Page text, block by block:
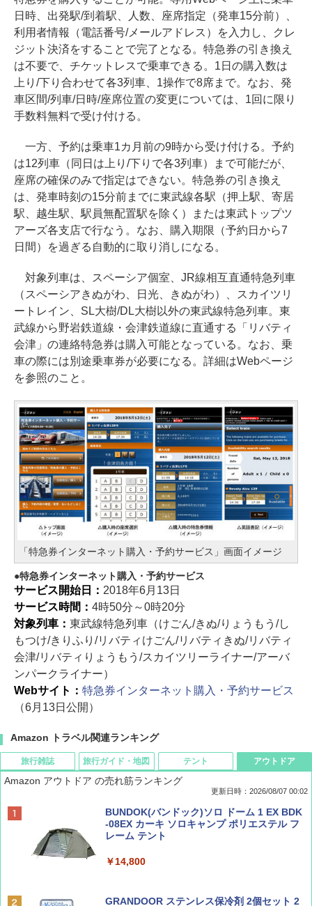
日時、出発駅/到着駅、人数、座席指定（発車15分前）、
利用者情報（電話番号/メールアドレス）を入力し、クレ
ジット決済をすることで完了となる。特急券の引き換え
は不要で、チケットレスで乗車できる。1日の購入数は
上り/下り合わせて各3列車、1操作で8席まで。なお、発
車区間/列車/日時/座席位置の変更については、1回に限り
手数料無料で受け付ける。
一方、予約は乗車1カ月前の9時から受け付ける。予約
は12列車（同日は上り/下りで各3列車）まで可能だが、
座席の確保のみで指定はできない。特急券の引き換え
は、発車時刻の15分前までに東武線各駅（押上駅、寄居
駅、越生駅、駅員無配置駅を除く）または東武トップツ
アーズ各支店で行なう。なお、購入期限（予約日から7
日間）を過ぎる自動的に取り消しになる。
対象列車は、スペーシア個室、JR線相互直通特急列車
（スペーシアきぬがわ、日光、きぬがわ）、スカイツリ
ートレイン、SL大樹/DL大樹以外の東武線特急列車。東
武線から野岩鉄道線・会津鉄道線に直通する「リバティ
会津」の連絡特急券は購入可能となっている。なお、乗
車の際には別途乗車券が必要になる。詳細はWebページ
を参照のこと。
「特急券インターネット購入・予約サービス」画面イメージ
特急券インターネット購入・予約サービス
サービス開始日： 2018年6月13日
サービス時間： 4時50分～0時20分
対象列車： 東武線特急列車（けごん/きぬ/りょうもう/し
もつけ/きりふり/リバティけごん/リバティきぬ/リバティ
会津/リバティりょうもう/スカイツリーライナー/アーバ
ンパークライナー）
Webサイト： 特急券インターネット購入・予約サービス
（6月13日公開）
Amazon トラベル関連ランキング
旅行雑誌
ディズニーファン ２０２６年 ９月号 [雑
誌] (ＤＩＳＮＥＹ ＦＡＮ)
BE-PAL(ビ-パル) 2026年 9 月号【特別付録:
旅行ガイド・地図
D40 地球の歩き方 チェンマイ タイ北部の魅
力的な町 2026～2027 地球の歩き方D アジア
A09 地球の歩き方 イタリア 2026～2027 地
テント
[キャンパーズコレクション 山善] ポップアッ
プテント 傘みたいに広げて畳める パッとサ
ッとサンシェード キューブ フルクローズ メ
&ハイキング カーキ PATC-150(KH)
アウトドア
Amazon アウトドア の売れ筋ランキング
更新日時：2026/08/07 00:02
BUNDOK(バンドック)ソロ ドーム 1 EX BDK
-08EX カーキ ソロキャンプ ポリエステル フ
レーム テント
￥14,800
GRANDOOR ステンレス保冷剤 2個セット 2